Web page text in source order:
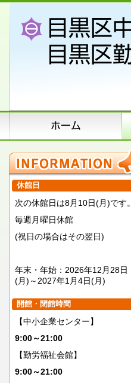
休館日
次の休館日は8月10日(月)です。
毎週月曜日休館
(祝日の場合はその翌日)
年末・年始：2026年12月28日
(月)～2027年1月4日(月)
開館・閉館時間
【中小企業センター】
9:00～21:00
【勤労福祉会館】
9:00～21:00